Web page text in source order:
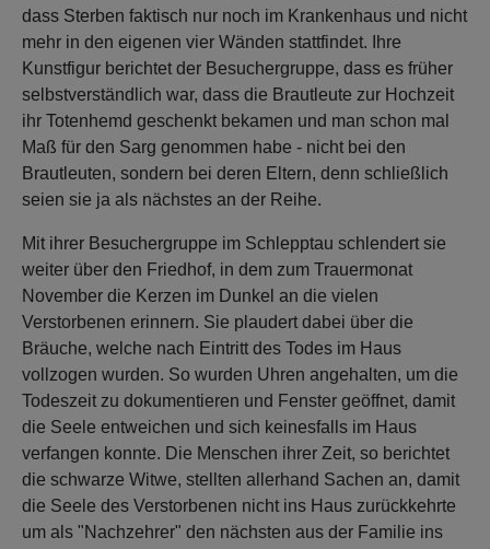
dass Sterben faktisch nur noch im Krankenhaus und nicht
mehr in den eigenen vier Wänden stattfindet. Ihre
Kunstfigur berichtet der Besuchergruppe, dass es früher
selbstverständlich war, dass die Brautleute zur Hochzeit
ihr Totenhemd geschenkt bekamen und man schon mal
Maß für den Sarg genommen habe - nicht bei den
Brautleuten, sondern bei deren Eltern, denn schließlich
seien sie ja als nächstes an der Reihe.
Mit ihrer Besuchergruppe im Schlepptau schlendert sie
weiter über den Friedhof, in dem zum Trauermonat
November die Kerzen im Dunkel an die vielen
Verstorbenen erinnern. Sie plaudert dabei über die
Bräuche, welche nach Eintritt des Todes im Haus
vollzogen wurden. So wurden Uhren angehalten, um die
Todeszeit zu dokumentieren und Fenster geöffnet, damit
die Seele entweichen und sich keinesfalls im Haus
verfangen konnte. Die Menschen ihrer Zeit, so berichtet
die schwarze Witwe, stellten allerhand Sachen an, damit
die Seele des Verstorbenen nicht ins Haus zurückkehrte
um als "Nachzehrer" den nächsten aus der Familie ins